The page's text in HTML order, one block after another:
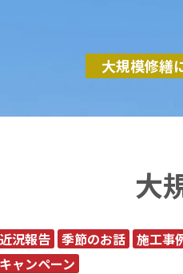
大規模修繕
大
況報告 季節のお話 施工事
ャンペーン